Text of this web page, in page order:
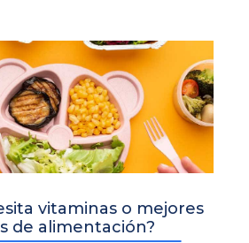
vitaminas o mejores
de alimentación?